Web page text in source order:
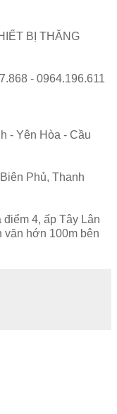
BỊ THĂNG
- 0964.196.611
- Yên Hòa - Cầu
Phủ, Thanh
4, ấp Tây Lân
văn hớn 100m bên